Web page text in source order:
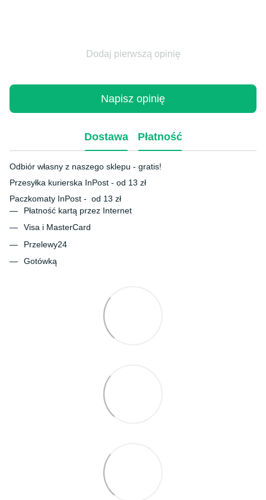
Dodaj pierwszą opinię
Napisz opinię
Dostawa Płatność
Odbiór własny z naszego sklepu - gratis!
Przesyłka kurierska InPost - od 13 zł
Paczkomaty InPost - od 13 zł
Płatność kartą przez Internet
Visa i MasterCard
Przelewy24
Gotówką